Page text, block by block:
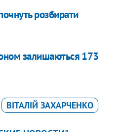
розбирати
залишаються 173
ВІТАЛІЙ ЗАХАРЧЕНКО